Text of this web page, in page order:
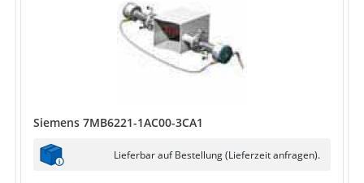
Siemens 7MB6221-1AC00-3CA1
Lieferbar auf Bestellung (Lieferzeit anfragen).